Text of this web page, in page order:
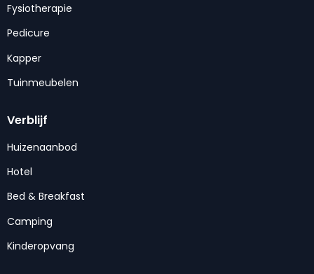
Fysiotherapie
Pedicure
Kapper
Tuinmeubelen
Verblijf
Huizenaanbod
Hotel
Bed & Breakfast
Camping
Kinderopvang